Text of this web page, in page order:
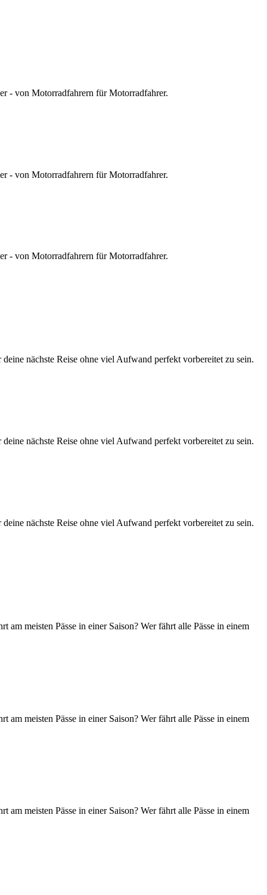
- von Motorradfahrern für Motorradfahrer.
- von Motorradfahrern für Motorradfahrer.
- von Motorradfahrern für Motorradfahrer.
nächste Reise ohne viel Aufwand perfekt vorbereitet zu sein.
nächste Reise ohne viel Aufwand perfekt vorbereitet zu sein.
nächste Reise ohne viel Aufwand perfekt vorbereitet zu sein.
meisten Pässe in einer Saison? Wer fährt alle Pässe in einem
meisten Pässe in einer Saison? Wer fährt alle Pässe in einem
meisten Pässe in einer Saison? Wer fährt alle Pässe in einem